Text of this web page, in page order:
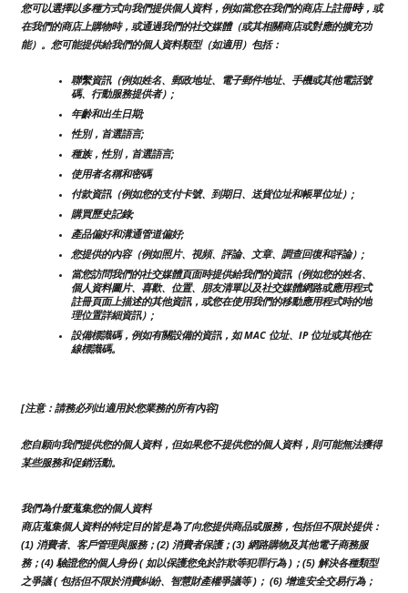
您可以選擇以多種方式向我們提供個人資料，例如當您在我們的商店上註冊時，或
在我們的商店上購物時，或通過我們的社交媒體（或其相關商店或對應的擴充功
能）。您可能提供給我們的個人資料類型（如適用）包括：
聯繫資訊（例如姓名、郵政地址、電子郵件地址、手機或其他電話號
碼、行動服務提供者）;
年齡和出生日期;
性別，首選語言;
種族，性別，首選語言;
使用者名稱和密碼
付款資訊（例如您的支付卡號、到期日、送貨位址和帳單位址）;
購買歷史記錄;
產品偏好和溝通管道偏好;
您提供的內容（例如照片、視頻、評論、文章、調查回復和評論）;
當您訪問我們的社交媒體頁面時提供給我們的資訊（例如您的姓名、
個人資料圖片、喜歡、位置、朋友清單以及社交媒體網路或應用程式
註冊頁面上描述的其他資訊，或您在使用我們的移動應用程式時的地
理位置詳細資訊）;
設備標識碼，例如有關設備的資訊，如 MAC 位址、IP 位址或其他在
線標識碼。
[注意：請務必列出適用於您業務的所有內容]
您自願向我們提供您的個人資料，但如果您不提供您的個人資料，則可能無法獲得
某些服務和促銷活動。
我們為什麼蒐集您的個人資料
商店蒐集個人資料的特定目的皆是為了向您提供商品或服務，包括但不限於提供：
(1) 消費者、客戶管理與服務；(2) 消費者保護；(3) 網路購物及其他電子商務服
務；(4) 驗證您的個人身份 ( 如以保護您免於詐欺等犯罪行為 )；(5) 解決各種類型
之爭議 ( 包括但不限於消費糾紛、智慧財產權爭議等 )； (6) 增進安全交易行為；